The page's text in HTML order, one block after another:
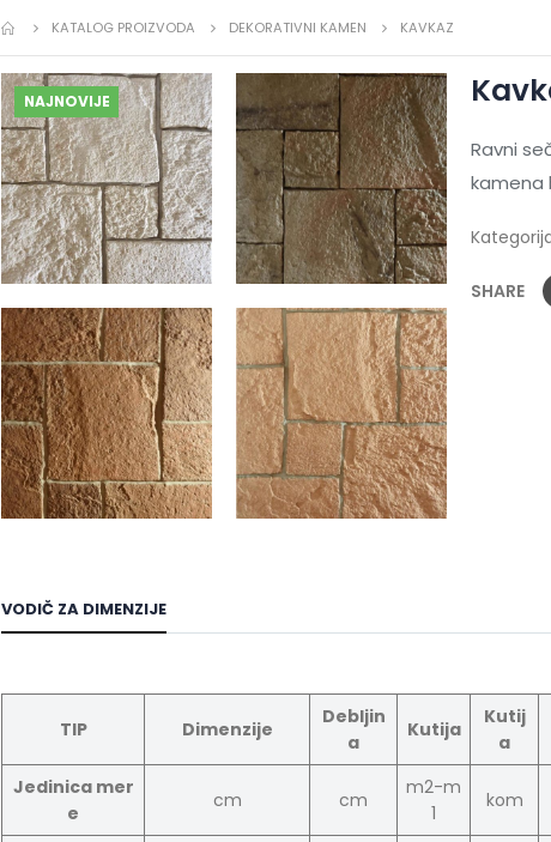
KATALOG PROIZVODA DEKORATIVNI KAMEN KAVKAZ
NAJNOVIJE
Ravni
kamena
SHARE
VODIČ ZA DIMENZIJE
TIP Dimenzije
Debljin
a
Kutija
Kutij
a
Jedinica mer
e
cm cm
m2-m
1
kom